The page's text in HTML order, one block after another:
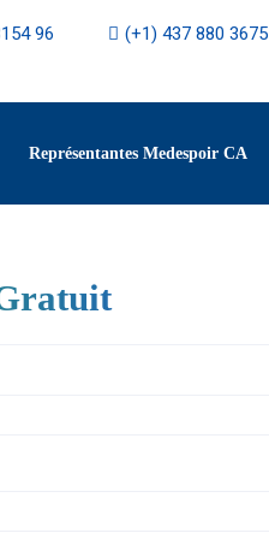
96 (+1) 437 880 3675
Représentantes Medespoir CA